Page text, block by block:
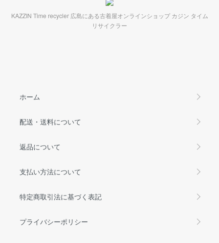
KAZZIN Time recycler 広島にある古着屋オンラインショップ カジン タイム
リサイクラー
ホーム
配送・送料について
返品について
支払い方法について
特定商取引法に基づく表記
プライバシーポリシー